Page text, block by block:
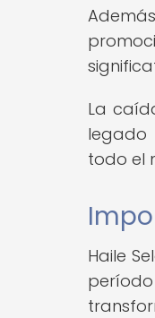
La
legado
todo el
Haile